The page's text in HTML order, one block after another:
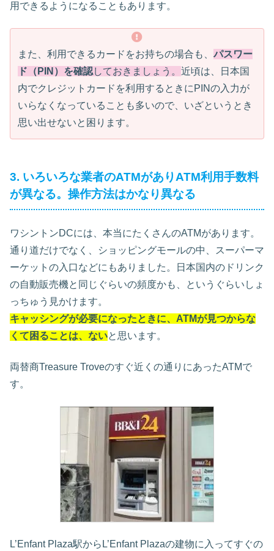
用できるようになることもあります。
また、利用できるカードをお持ちの場合も、パスワー
ド（PIN）を確認しておきましょう。 近頃は、日本国
内でクレジットカードを利用するときにPINの入力が
いらなくなっていることも多いので、いざというとき
思い出せないと困ります。
3. いろいろな業者のATMがありATM利用手数料
が異なる。操作方法はかなり異なる
ワシントンDCには、本当にたくさんのATMがあります。
通り道だけでなく、ショッピングモールの中、スーパーマ
ーケットの入口などにもありました。日本国内のドリンク
の自動販売機と同じぐらいの頻度かも、というぐらいしょ
っちゅう見かけます。
キャッシングが必要になったときに、ATMが見つからな
くて困ることは、ないと思います。
両替商Treasure Troveのすぐ近くの通りにあったATMで
す。
L’Enfant Plaza駅からL’Enfant Plazaの建物に入ってすぐの